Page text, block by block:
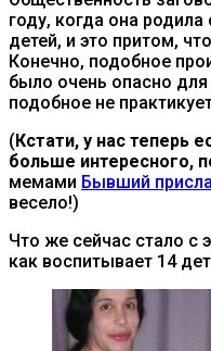
году, когда она
детей, и это притом,
Конечно, подобное
было очень опасно
подобное не
(Кстати, у нас теперь
больше интересного,
мемами Бывший
весело!)
Что же сейчас стало с
как воспитывает 14